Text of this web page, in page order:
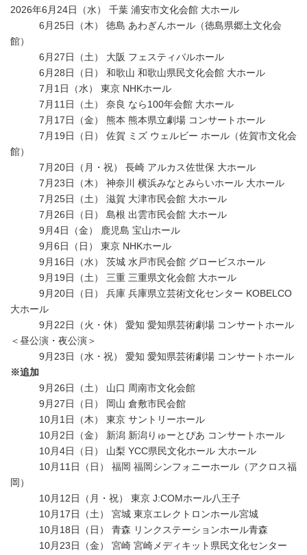
2026年6月24日（水） 千葉 浦安市文化会館 大ホール
6月25日（木） 徳島 あわぎんホール（徳島県郷土文化会
館）
6月27日（土） 大阪 フェスティバルホール
6月28日（日） 和歌山 和歌山県民文化会館 大ホール
7月1日（水） 東京 NHKホール
7月11日（土） 奈良 なら100年会館 大ホール
7月17日（金） 熊本 熊本県立劇場 コンサートホール
7月19日（日） 佐賀 ミズ ウェルビー ホール（佐賀市文化会
館）
7月20日（月・祝） 長崎 アルカス佐世保 大ホール
7月23日（木） 神奈川 横浜みなとみらいホール 大ホール
7月25日（土） 滋賀 大津市民会館 大ホール
7月26日（日） 島根 出雲市民会館 大ホール
9月4日（金） 鹿児島 宝山ホール
9月6日（日） 東京 NHKホール
9月16日（水） 茨城 水戸市民会館 グロービスホール
9月19日（土） 三重 三重県文化会館 大ホール
9月20日（日） 兵庫 兵庫県立芸術文化センター KOBELCO
大ホール
9月22日（火・休） 愛知 愛知県芸術劇場 コンサートホール
＜昼公演・夜公演＞
9月23日（水・祝） 愛知 愛知県芸術劇場 コンサートホール
※追加
9月26日（土） 山口 周南市文化会館
9月27日（日） 岡山 倉敷市民会館
10月1日（木） 東京 サントリーホール
10月2日（金） 新潟 新潟りゅーとぴあ コンサートホール
10月4日（日） 山梨 YCC県民文化ホール 大ホール
10月11日（日） 福岡 福岡シンフォニーホール（アクロス福
岡）
10月12日（月・祝） 東京 J:COMホール八王子
10月17日（土） 宮城 東京エレクトロンホール宮城
10月18日（日） 青森 リンクステーションホール青森
10月23日（金） 宮崎 宮崎メディキット県民文化センター